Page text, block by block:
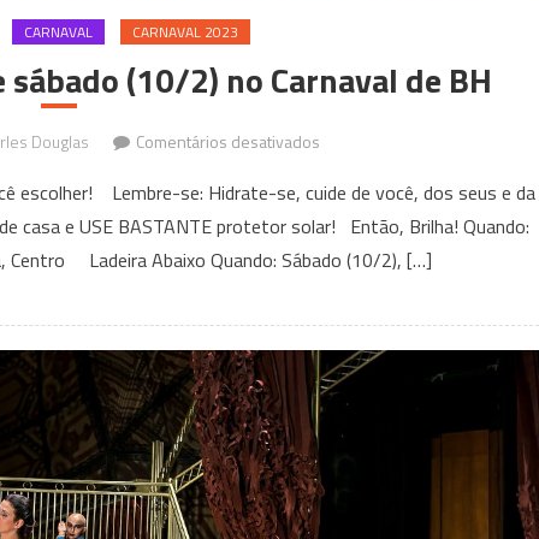
CARNAVAL CARNAVAL 2023
(10/2) no Carnaval de BH
Douglas Comentários desativados
Blocos
que
saem
sábado
(10/2)
no
Carnaval
BH
escolher! Lembre-se: Hidrate-se, cuide de você, dos seus e da
casa e USE BASTANTE protetor solar! Então, Brilha! Quando:
Centro Ladeira Abaixo Quando: Sábado (10/2), […]